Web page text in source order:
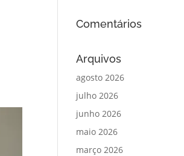
Comentários
Arquivos
agosto 2026
julho 2026
junho 2026
maio 2026
março 2026